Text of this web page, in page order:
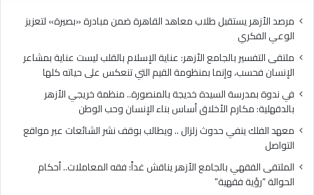
بمنظومة
القيم
تنعكس
على
حياته
كلها
مرصد الأزهر يستقبل طلاب معاهد القاهرة ضمن مبادرة «بصيرة» لتعزيز
الوعي الفكري
ملتقى التفسير بالجامع الأزهر: عناية الإسلام بالقلب ليست عناية بمشاعر
الإنسان فحسب، وإنما بمنظومة القيم التي تنعكس على حياته كلها
في ندوة بمدرسة السيدة خديجة بالمنصورة.. منظمة خريجي الأزهر
بالدقهلية: مكارم الأخلاق أساس بناء الإنسان وحب الوطن
معهد الفلك ينفي حدوث زلزال .. ويطالب بوقف نشر الشائعات عبر مواقع
التواصل
الملتقى الفقهي بالجامع الأزهر يناقش غداً: فقه المعاملات.. أحكام
الحوالة “رؤية فقهية”